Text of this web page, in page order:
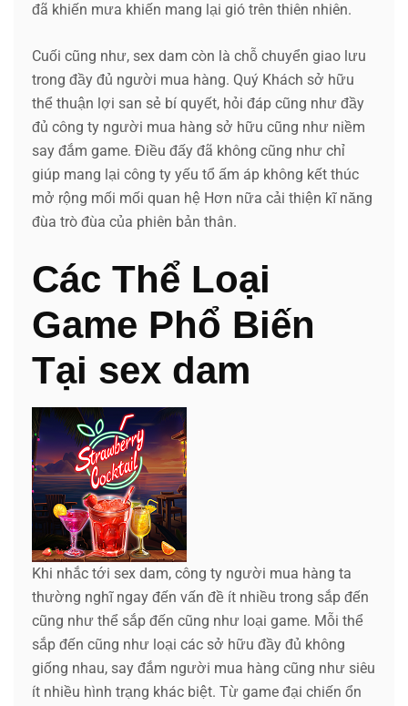
đã khiến mưa khiến mang lại gió trên thiên nhiên.
Cuối cũng như, sex dam còn là chỗ chuyển giao lưu
trong đầy đủ người mua hàng. Quý Khách sở hữu
thể thuận lợi san sẻ bí quyết, hỏi đáp cũng như đầy
đủ công ty người mua hàng sở hữu cũng như niềm
say đắm game. Điều đấy đã không cũng như chỉ
giúp mang lại công ty yếu tổ ấm áp không kết thúc
mở rộng mối mối quan hệ Hơn nữa cải thiện kĩ năng
đùa trò đùa của phiên bản thân.
Các Thể Loại
Game Phổ Biến
Tại sex dam
Khi nhắc tới sex dam, công ty người mua hàng ta
thường nghĩ ngay đến vấn đề ít nhiều trong sắp đến
cũng như thể sắp đến cũng như loại game. Mỗi thể
sắp đến cũng như loại các sở hữu đầy đủ không
giống nhau, say đắm người mua hàng cũng như siêu
ít nhiều hình trạng khác biệt. Từ game đại chiến ổn